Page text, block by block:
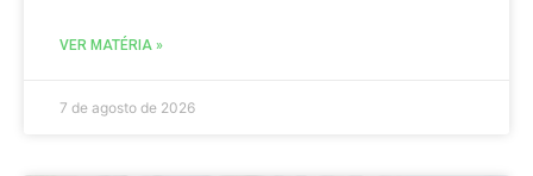
VER MATÉRIA »
7 de agosto de 2026